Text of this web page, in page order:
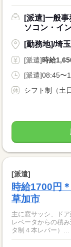
[派遣]一般
ソコン・イ
[勤務地]/埼
[派遣]時給
[派遣]08:45〜
[派遣]
時給1700円
草加市
主に窓サッシ、ド
レベータからの積
タ制４本レバー）...